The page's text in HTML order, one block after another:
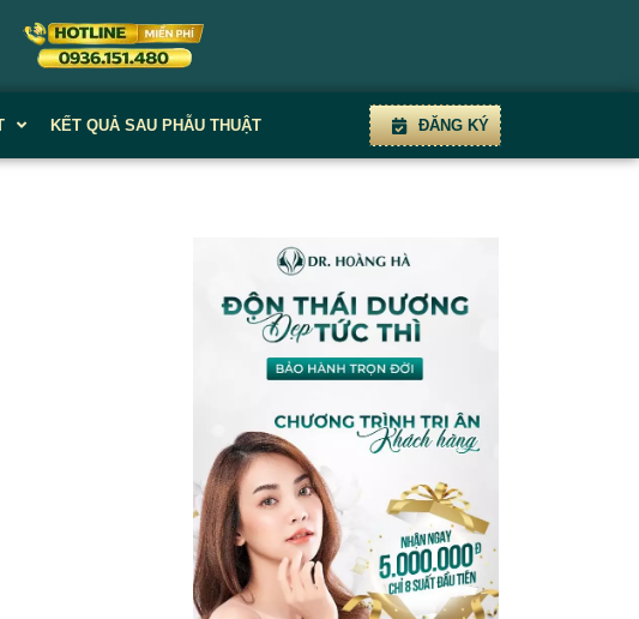
KẾT QUẢ SAU PHẪU THUẬT ĐĂNG KÝ